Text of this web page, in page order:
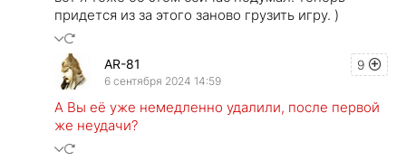
придется из за этого заново грузить игру. )
9
AR-81
6 сентября 2024 14:59
А Вы её уже немедленно удалили, после первой
же неудачи?